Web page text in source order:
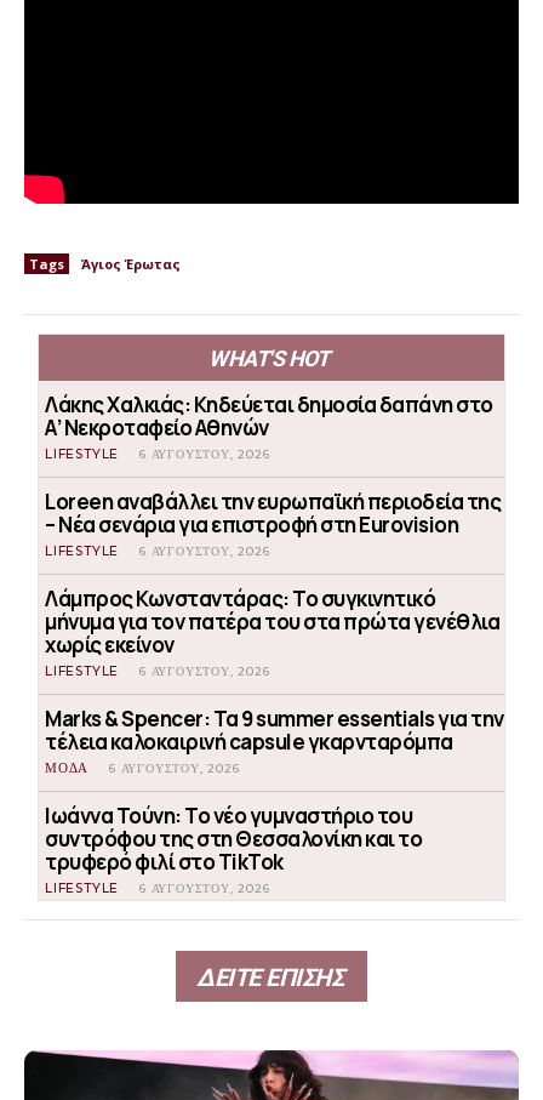
Tags Άγιος Έρωτας
WHAT'S HOT
Λάκης Χαλκιάς: Κηδεύεται δημοσία δαπάνη στο
Α’ Νεκροταφείο Αθηνών
LIFESTYLE 6 ΑΥΓΟΎΣΤΟΥ, 2026
Loreen αναβάλλει την ευρωπαϊκή περιοδεία της
– Νέα σενάρια για επιστροφή στη Eurovision
LIFESTYLE 6 ΑΥΓΟΎΣΤΟΥ, 2026
Λάμπρος Κωνσταντάρας: Το συγκινητικό
μήνυμα για τον πατέρα του στα πρώτα γενέθλια
χωρίς εκείνον
LIFESTYLE 6 ΑΥΓΟΎΣΤΟΥ, 2026
Marks & Spencer: Τα 9 summer essentials για την
τέλεια καλοκαιρινή capsule γκαρνταρόμπα
ΜΟΔΑ 6 ΑΥΓΟΎΣΤΟΥ, 2026
Ιωάννα Τούνη: Το νέο γυμναστήριο του
συντρόφου της στη Θεσσαλονίκη και το
τρυφερό φιλί στο TikTok
LIFESTYLE 6 ΑΥΓΟΎΣΤΟΥ, 2026
ΔΕΙΤΕ ΕΠΙΣΗΣ